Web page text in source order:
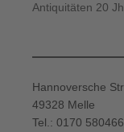
Antiquitäten 20
Hannoversche
49328 Melle
Tel.: 0170